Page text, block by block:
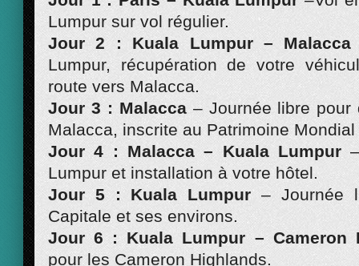
Lumpur sur vol régulier.
Jour 2 : Kuala Lumpur –
Lumpur, récupération de votre
route vers Malacca.
Jour 3 : Malacca – Journée libre
Malacca, inscrite au Patrimoine Mondial
Jour 4 : Malacca – Kuala Lumpur
Lumpur et installation à votre hôtel.
Jour 5 : Kuala Lumpur – Journée
Capitale et ses environs.
Jour 6 : Kuala Lumpur – Cameron
pour les Cameron Highlands.